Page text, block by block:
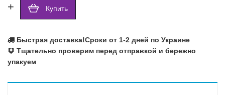
+ Купить
Быстрая доставка!Сроки от 1-2 дней по Украине
Тщательно проверим перед отправкой и бережно
упакуем